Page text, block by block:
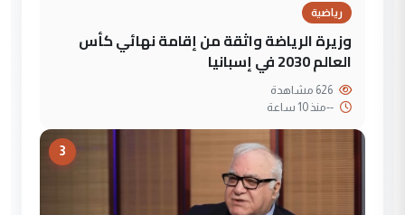
رياضية
وزيرة الرياضة واثقة من إقامة نهائي كأس
العالم 2030 في إسبانيا
--منذ 10 ساعة
3